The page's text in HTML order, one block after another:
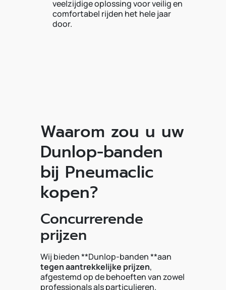
veelzijdige oplossing voor veilig en
comfortabel rijden het hele jaar
door.
Waarom zou u uw
Dunlop-banden
bij Pneumaclic
kopen?
Concurrerende
prijzen
Wij bieden **Dunlop-banden **aan
tegen aantrekkelijke prijzen,
afgestemd op de behoeften van zowel
professionals als particulieren.